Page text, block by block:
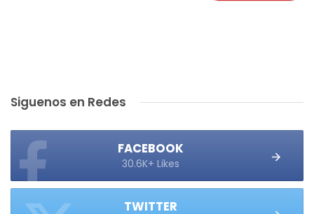
Siguenos en Redes
FACEBOOK
30.6K+ Likes
TWITTER